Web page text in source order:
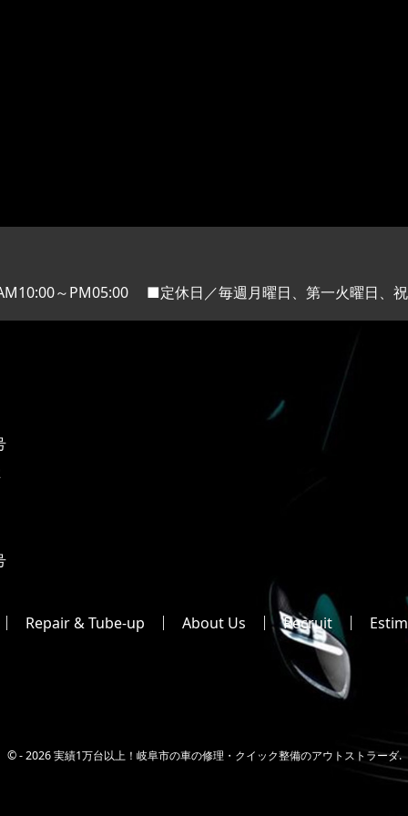
～PM05:00 ■定休日／毎週月曜日、第一火曜日、
Repair & Tube-up About Us Recruit
© -2026 実績1万台以上！岐阜市の車の修理・クイック整備のアウトストラーダ.